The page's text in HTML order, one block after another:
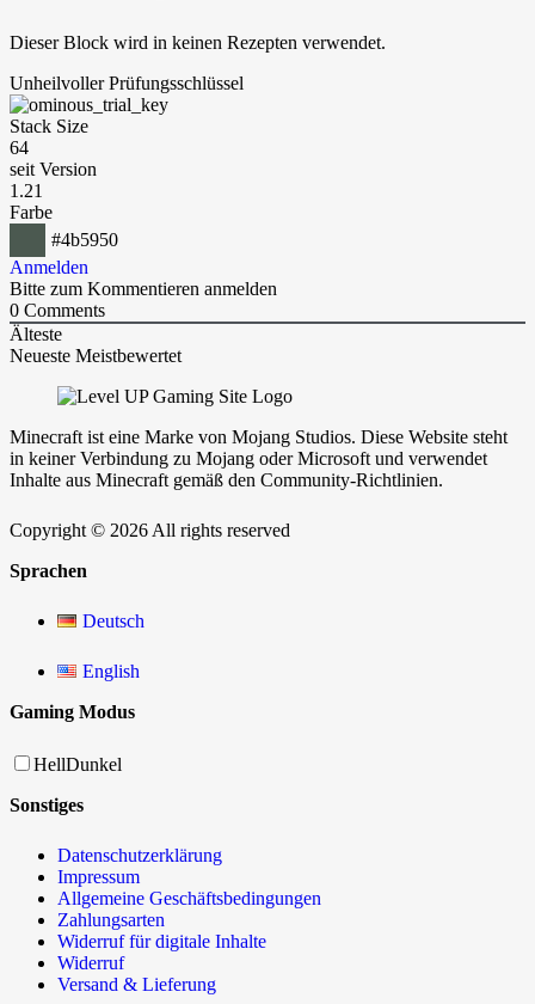
Dieser Block wird in keinen Rezepten verwendet.
Unheilvoller Prüfungsschlüssel
Stack Size
64
seit Version
1.21
Farbe
#4b5950
Anmelden
Bitte zum Kommentieren anmelden
0 Comments
Älteste
Neueste Meistbewertet
Minecraft ist eine Marke von Mojang Studios. Diese Website steht
in keiner Verbindung zu Mojang oder Microsoft und verwendet
Inhalte aus Minecraft gemäß den Community-Richtlinien.
Copyright © 2026 All rights reserved
Sprachen
Deutsch
English
Gaming Modus
HellDunkel
Sonstiges
Datenschutzerklärung
Impressum
Allgemeine Geschäftsbedingungen
Zahlungsarten
Widerruf für digitale Inhalte
Widerruf
Versand & Lieferung